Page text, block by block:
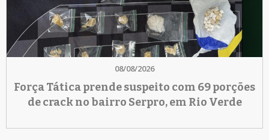
08/08/2026
Força Tática prende suspeito com 69 porções
de crack no bairro Serpro, em Rio Verde